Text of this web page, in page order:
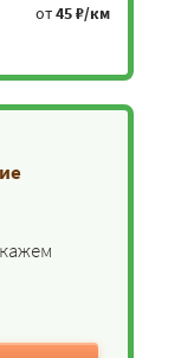
от45 ₽/км